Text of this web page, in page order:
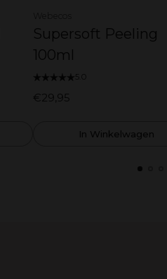
Supersoft Peeling
100ml
5.0
€29,95
In Winkelwagen